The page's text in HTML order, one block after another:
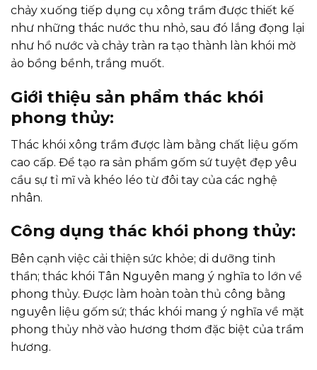
chảy xuống tiếp dụng cụ xông trầm được thiết kế
như những thác nước thu nhỏ, sau đó lắng đọng lại
như hồ nước và chảy tràn ra tạo thành làn khói mờ
ảo bồng bềnh, trắng muốt.
Giới thiệu sản phẩm thác khói
phong thủy:
Thác khói xông trầm được làm bằng chất liệu gốm
cao cấp. Để tạo ra sản phẩm gốm sứ tuyệt đẹp yêu
cầu sự tỉ mĩ và khéo léo từ đôi tay của các nghệ
nhân.
Công dụng thác khói phong thủy:
Bên cạnh việc cải thiện sức khỏe; di dưỡng tinh
thần; thác khói Tân Nguyên mang ý nghĩa to lớn về
phong thủy. Được làm hoàn toàn thủ công bằng
nguyên liệu gốm sứ; thác khói mang ý nghĩa về mặt
phong thủy nhờ vào hương thơm đặc biệt của trầm
hương.